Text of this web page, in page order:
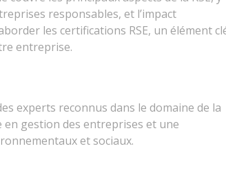
responsables, et l’impact
les certifications RSE, un élément
entreprise.
experts reconnus dans le domaine de la
en gestion des entreprises et une
et sociaux.